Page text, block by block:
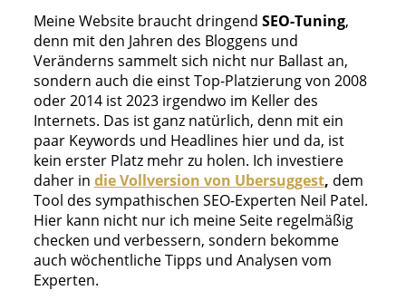
Meine Website braucht dringend SEO-Tuning,
denn mit den Jahren des Bloggens und
Veränderns sammelt sich nicht nur Ballast an,
sondern auch die einst Top-Platzierung von 2008
oder 2014 ist 2023 irgendwo im Keller des
Internets. Das ist ganz natürlich, denn mit ein
paar Keywords und Headlines hier und da, ist
kein erster Platz mehr zu holen. Ich investiere
daher in die Vollversion von Ubersuggest, dem
Tool des sympathischen SEO-Experten Neil Patel.
Hier kann nicht nur ich meine Seite regelmäßig
checken und verbessern, sondern bekomme
auch wöchentliche Tipps und Analysen vom
Experten.